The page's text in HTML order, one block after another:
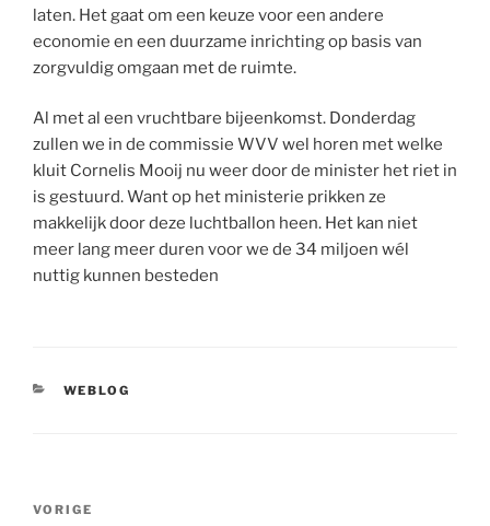
laten. Het gaat om een keuze voor een andere
economie en een duurzame inrichting op basis van
zorgvuldig omgaan met de ruimte.
Al met al een vruchtbare bijeenkomst. Donderdag
zullen we in de commissie WVV wel horen met welke
kluit Cornelis Mooij nu weer door de minister het riet in
is gestuurd. Want op het ministerie prikken ze
makkelijk door deze luchtballon heen. Het kan niet
meer lang meer duren voor we de 34 miljoen wél
nuttig kunnen besteden
CATEGORIEËN
WEBLOG
Vorig
VORIGE